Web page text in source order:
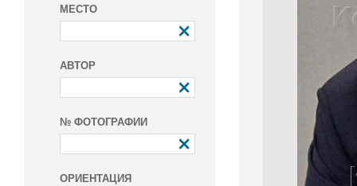
МЕСТО
АВТОР
№ ФОТОГРАФИИ
ОРИЕНТАЦИЯ